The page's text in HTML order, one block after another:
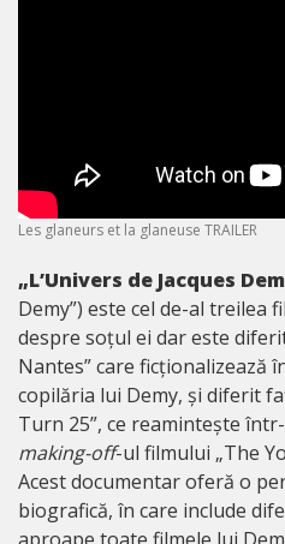
Les glaneurs et la glaneuse TRAILER
„L’Univers de Jacques
Demy”) este cel de-al treilea
despre soțul ei dar este
Nantes” care ficționalizează
copilăria lui Demy, și diferit
Turn 25”, ce reamintește
making-off-ul filmului „The
Acest documentar oferă o
biografică, în care include